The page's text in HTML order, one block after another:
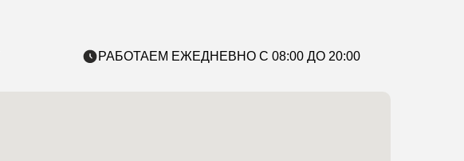
РАБОТАЕМ ЕЖЕДНЕВНО С 08:00 ДО 20:00